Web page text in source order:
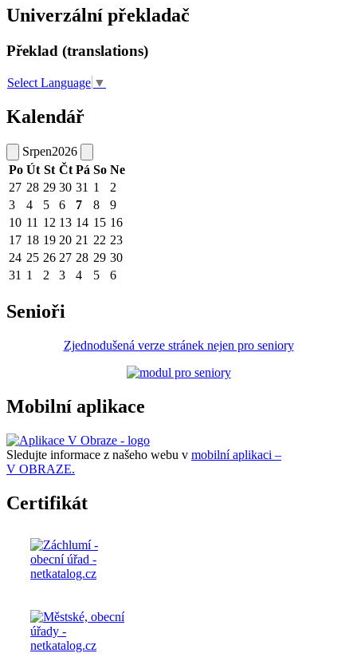
Univerzální překladač
Překlad (translations)
Select Language ▼
Kalendář
Srpen2026
Po Út St Čt Pá So Ne
27 28 29 30 31 1
2
3
4 5 6 7 8
9
10 11 12 13 14 15 16
17 18 19 20 21 22 23
24 25 26 27 28 29 30
31 1 2 3 4 5 6
Senioři
Zjednodušená verze stránek nejen pro seniory
Mobilní aplikace
Sledujte informace z našeho webu v mobilní aplikaci –
V OBRAZE.
Certifikát